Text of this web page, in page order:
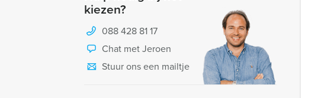
kiezen?
088 428 81 17
Chat met Jeroen
Stuur ons een mailtje